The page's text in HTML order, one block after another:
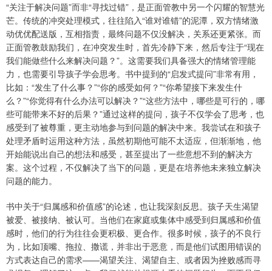
“关注于解决问题”而非“寻找过错”，是正面管教中另一个闪耀的智慧光
芒。传统的冲突处理模式，往往陷入“谁对谁错”的泥潭，双方情绪激
动优优配送版，互相指责，最终问题不仅没解决，关系还更紧张。而
正面管教鼓励我们，在冲突发生时，首先冷静下来，然后专注于“现在
我们能做些什么来解决问题？”。这需要我们具备强大的情绪管理能
力，也需要引导孩子学会思考。书中提到的“启发式提问”非常有用，
比如：“发生了什么事？”“你的感受如何？”“你希望接下来发生什
么？”“你觉得有什么办法可以解决？”“这些方法中，哪些是可行的，哪
些可能带来不好的后果？”通过这样的提问，孩子不仅学会了思考，也
感受到了被尊重，更主动地参与到问题的解决中来。我尝试在和孩子
处理矛盾时运用这种方法，虽然初期他可能不太适应，但渐渐地，他
开始能说出自己的想法和感受，甚至提出了一些意想不到的解决方
案。这个过程，不仅解决了当下的问题，更是在培养他未来独立解决
问题的能力。
书中关于“归属感和价值感”的论述，也让我深刻反思。孩子天生渴望
被爱、被接纳、被认可。当他们在家庭或集体中感受到归属感和价值
感时，他们的行为往往会更积极、更合作。很多时候，孩子的不良行
为，比如顶嘴、拖拉、撒谎，并非出于恶意，而是他们试图用错误的
方式表达自己的需求——渴望关注、渴望自主、或者因为挫败感而寻